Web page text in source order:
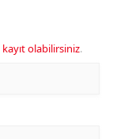
kayıt olabilirsiniz.